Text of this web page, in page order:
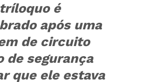
é
após uma
de circuito
de segurança
que ele estava